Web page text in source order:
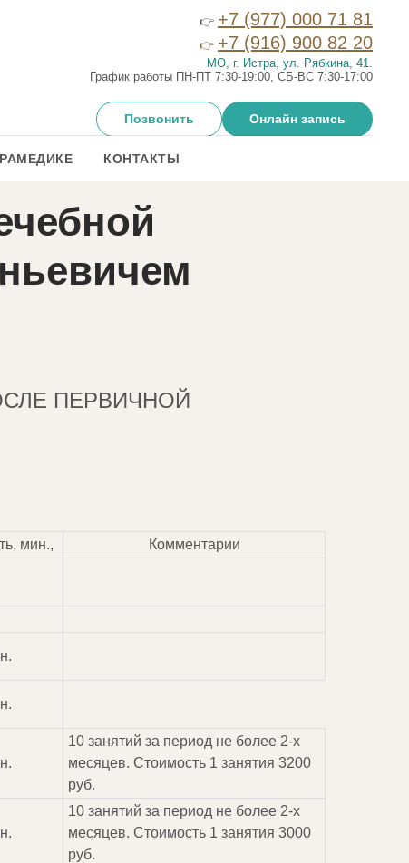
👉 +7 (977) 000 71 81
👉 +7 (916) 900 82 20
МО, г. Истра, ул. Рябкина, 41.
График работы ПН-ПТ 7:30-19:00, СБ-ВС 7:30-17:00
Позвонить Онлайн запись
КОНТАКТЫ
ПЕРВИЧНОЙ
мин.,
Комментарии
10 занятий за период не более 2-х
месяцев. Стоимость 1 занятия 3200
руб.
10 занятий за период не более 2-х
месяцев. Стоимость 1 занятия 3000
руб.